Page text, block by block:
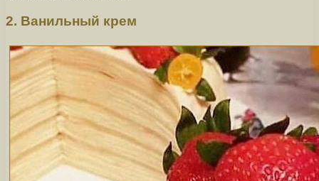
2. Ванильный крем